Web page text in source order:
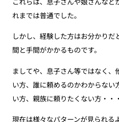
れまでは普通でした。
しかし、経験した方はお分かり
間と手間がかかるものです。
ましてや、息子さん等ではなく、
い方、誰に頼めるのかわからない
い方、親族に頼りたくない方・・
現在は様々なパターンが見られる